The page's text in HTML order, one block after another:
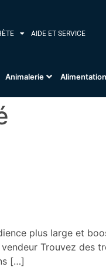
AIDE ET SERVICE
Animalerie Alimentation
plus large et
Trouvez des
[…]